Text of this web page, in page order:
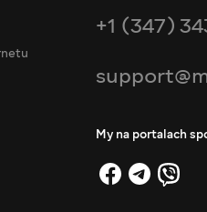
+1 (347)
My na portalach